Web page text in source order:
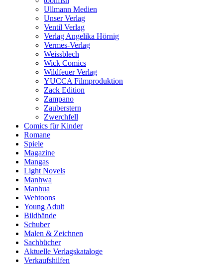
Ullmann Medien
Unser Verlag
Ventil Verlag
Verlag Angelika Hörnig
Vermes-Verlag
Weissblech
Wick Comics
Wildfeuer Verlag
YUCCA Filmproduktion
Zack Edition
Zampano
Zauberstern
Zwerchfell
Comics für Kinder
Romane
Spiele
Magazine
Mangas
Light Novels
Manhwa
Manhua
Webtoons
Young Adult
Bildbände
Schuber
Malen & Zeichnen
Sachbücher
Aktuelle Verlagskataloge
Verkaufshilfen